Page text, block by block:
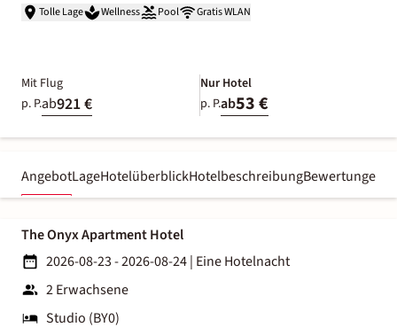
Tolle Lage Wellness Pool Gratis WLAN
Mit Flug
p. P.ab921 €
Nur Hotel
p. P.ab53 €
AngebotLageHotelüberblickHotelbeschreibungBewertungen
The Onyx Apartment Hotel
2026-08-23 - 2026-08-24| Eine Hotelnacht
2 Erwachsene
Studio (BY0)